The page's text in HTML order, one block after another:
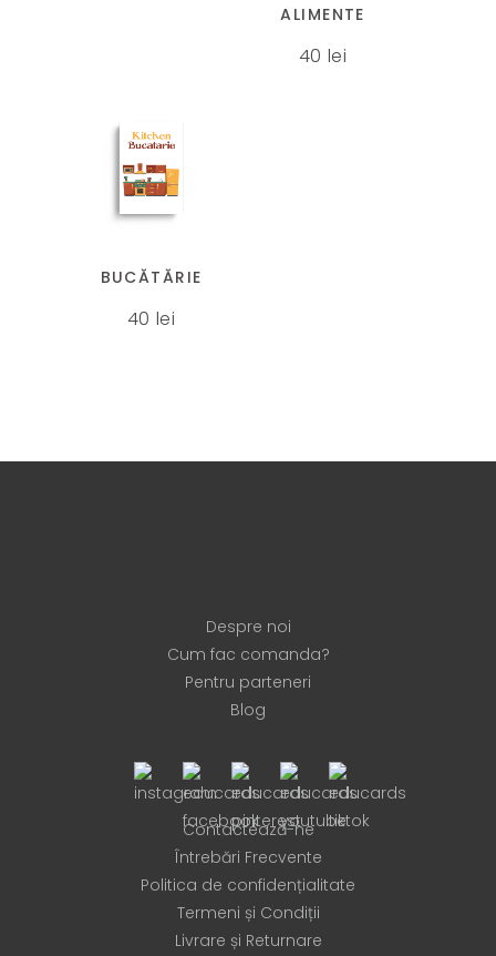
Opțiunile
ALIMENTE
40 lei
BUCĂTĂRIE
40 lei
Întrebări Frecvente
Politica de confidențialitate
Termeni și Condiții
Livrare și Returnare
Contactează-ne
Despre noi
Cum fac comanda?
Pentru parteneri
Blog